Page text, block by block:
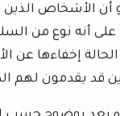
أن الأشخاص
أنه نوع من
إخفاءها عن
قد يقدمون لهم